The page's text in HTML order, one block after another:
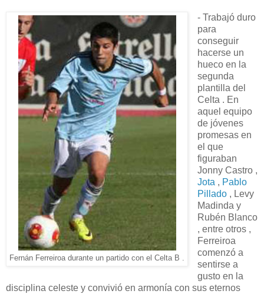
Fernán Ferreiroa durante un partido con el Celta B .
- Trabajó duro
para
conseguir
hacerse un
hueco en la
segunda
plantilla del
Celta . En
aquel equipo
de jóvenes
promesas en
el que
figuraban
Jonny Castro ,
Jota , Pablo
Pillado , Levy
Madinda y
Rubén Blanco
, entre otros ,
Ferreiroa
comenzó a
sentirse a
gusto en la
disciplina celeste y convivió en armonía con sus eternos